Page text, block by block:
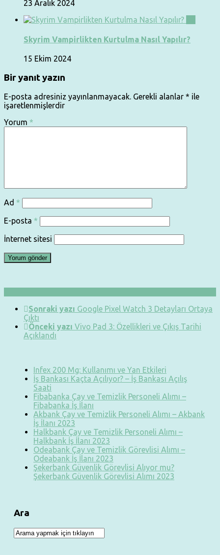
23 Aralık 2024
Skyrim Vampirlikten Kurtulma Nasıl Yapılır?
15 Ekim 2024
Bir yanıt yazın
E-posta adresiniz yayınlanmayacak. Gerekli alanlar * ile
işaretlenmişlerdir
Yorum *
Ad *
E-posta *
İnternet sitesi
Sonraki yazı Google Pixel Watch 3 Detayları Ortaya
Çıktı
Önceki yazı Vivo Pad 3: Özellikleri ve Çıkış Tarihi
Açıklandı
Infex 200 Mg: Kullanımı ve Yan Etkileri
İş Bankası Kaçta Açılıyor? – İş Bankası Açılış
Saati
Fibabanka Çay ve Temizlik Personeli Alımı –
Fibabanka İş İlanı
Akbank Çay ve Temizlik Personeli Alımı – Akbank
İş İlanı 2023
Halkbank Çay ve Temizlik Personeli Alımı –
Halkbank İş İlanı 2023
Odeabank Çay ve Temizlik Görevlisi Alımı –
Odeabank İş İlanı 2023
Şekerbank Güvenlik Görevlisi Alıyor mu?
Şekerbank Güvenlik Görevlisi Alımı 2023
Ara